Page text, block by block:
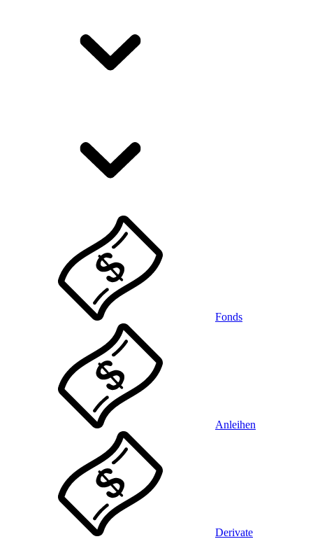
Fonds
Anleihen
Derivate